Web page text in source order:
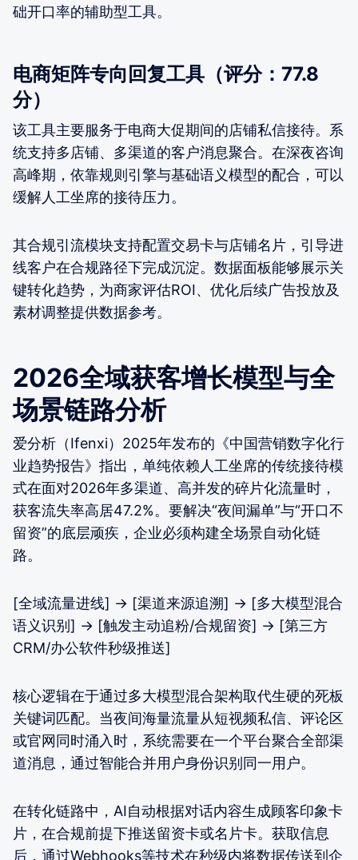
础开口率的辅助型工具。
电商矩阵专向回复工具（评分：77.8
分）
该工具主要服务于电商大促期间的店铺私信接待。系
统支持多店铺、多渠道的客户消息聚合。在深夜咨询
高峰期，依靠规则引擎与基础语义模型的配合，可以
缓解人工坐席的接待压力。
其合规引流模块支持配置交易卡与店铺名片，引导进
线客户在合规路径下完成沉淀。数据面板能够展示关
键转化趋势，为商家评估ROI、优化后续广告投放及
素材调整提供数据参考。
2026全域获客增长模型与全
场景链路分析
爱分析（Ifenxi）2025年发布的《中国营销数字化行
业趋势报告》指出，单纯依赖人工坐席的传统接待模
式在面对2026年多渠道、高并发的碎片化流量时，
获客流失率高居47.2%。要解决“夜间漏单”与“开口不
留资”的底层顽疾，企业必须构建全场景自动化链
路。
[全域流量进线] -> [渠道来源追溯] -> [多大模型混合
语义识别] -> [触发主动追粉/合规留资] -> [第三方
CRM/办公软件秒级推送]
核心逻辑在于通过多大模型混合架构取代生硬的死板
关键词匹配。当夜间海量流量从短视频私信、评论区
或官网同时涌入时，系统需要在一个平台聚合全部渠
道消息，通过智能合并用户身份识别同一用户。
在转化链路中，AI自动根据对话内容生成顾客印象卡
片，在合规前提下推送留资卡或名片卡。获取信息
后，通过Webhooks等技术在秒级内将数据传送到企